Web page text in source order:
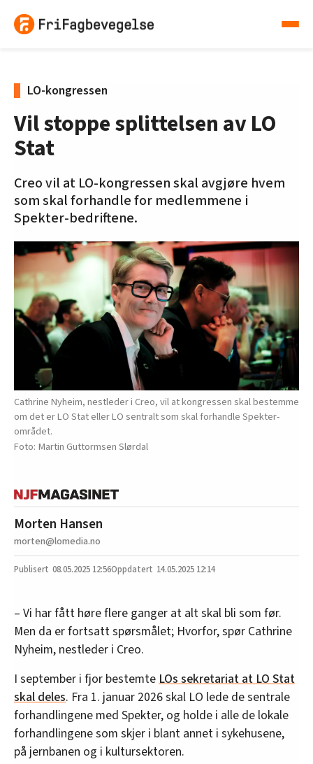
LO-kongressen
Vil stoppe splittelsen av LO
Stat
Creo vil at LO-kongressen skal avgjøre hvem
som skal forhandle for medlemmene i
Spekter-bedriftene.
Cathrine Nyheim, nestleder i Creo, vil at kongressen skal bestemme
om det er LO Stat eller LO sentralt som skal forhandle Spekter-
området.
Martin Guttormsen Slørdal
Morten Hansen
morten@lomedia.no
08.05.2025 12:56 14.05.2025 12:14
– Vi har fått høre flere ganger at alt skal bli som før.
Men da er fortsatt spørsmålet; Hvorfor, spør Cathrine
Nyheim, nestleder i Creo.
I september i fjor bestemteLOs sekretariat at LO Stat
skal deles. Fra 1. januar 2026 skal LO lede de sentrale
forhandlingene med Spekter, og holde i alle de lokale
forhandlingene som skjer i blant annet i sykehusene,
på jernbanen og i kultursektoren.